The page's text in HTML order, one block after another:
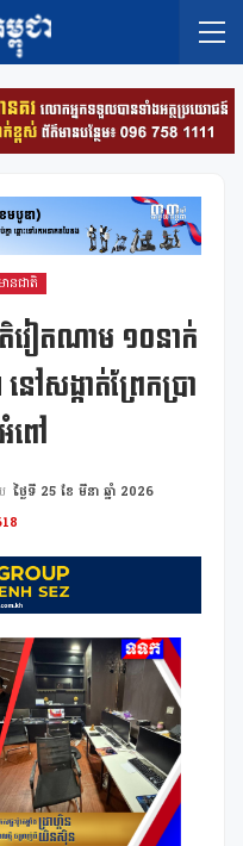
នជាតិ
តិវៀតណាម ១០នាក់
នៅសង្កាត់ព្រែកប្រា
ពៅ
ថ្ងៃទី 25 ខែ មីនា ឆ្នាំ 2026